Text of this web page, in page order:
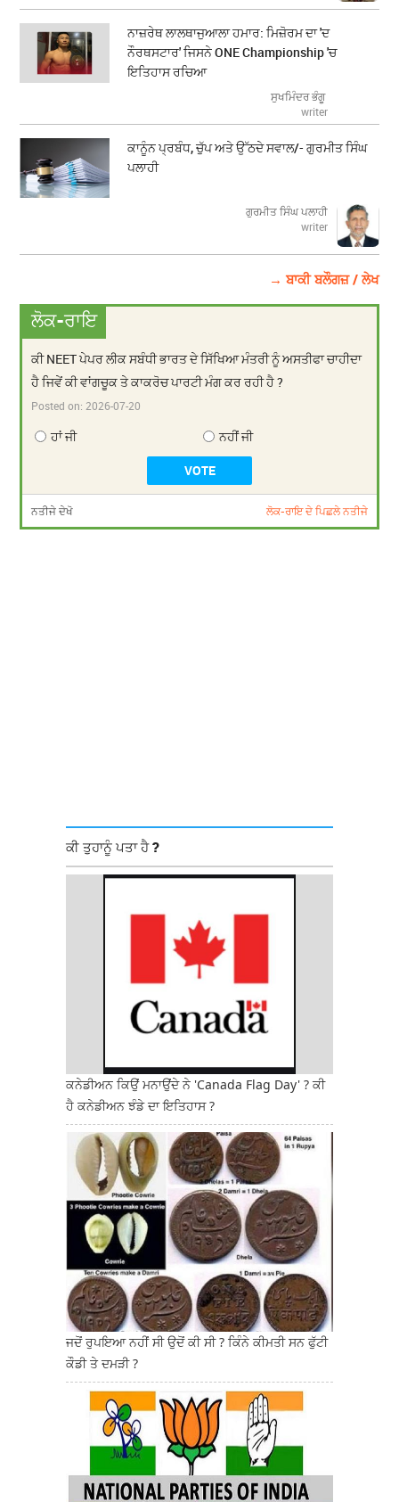
ਨਾਜ਼ਰੇਥ ਲਾਲਥਾਜੁਆਲਾ ਹਮਾਰ: ਮਿਜ਼ੋਰਮ ਦਾ 'ਦ
ਨੌਰਥਸਟਾਰ' ਜਿਸਨੇ ONE Championship 'ਚ
ਇਤਿਹਾਸ ਰਚਿਆ
ਸੁਖਮਿੰਦਰ ਭੰਗੂ
writer
ਕਾਨੂੰਨ ਪ੍ਰਬੰਧ, ਚੁੱਪ ਅਤੇ ਉੱਠਦੇ ਸਵਾਲ/- ਗੁਰਮੀਤ ਸਿੰਘ
ਪਲਾਹੀ
ਗੁਰਮੀਤ ਸਿੰਘ ਪਲਾਹੀ
writer
→ ਬਾਕੀ ਬਲੌਗਜ਼ / ਲੇਖ
ਲੋਕ-ਰਾਇ
ਕੀ NEET ਪੇਪਰ ਲੀਕ ਸਬੰਧੀ ਭਾਰਤ ਦੇ ਸਿੱਖਿਆ ਮੰਤਰੀ ਨੂੰ ਅਸਤੀਫਾ ਚਾਹੀਦਾ
ਹੈ ਜਿਵੇਂ ਕੀ ਵਾਂਗਚੂਕ ਤੇ ਕਾਕਰੋਚ ਪਾਰਟੀ ਮੰਗ ਕਰ ਰਹੀ ਹੈ ?
Posted on:2026-07-20
ਹਾਂ ਜੀ ਨਹੀਂ ਜੀ
ਨਤੀਜੇ ਦੇਖੋ ਲੋਕ-ਰਾਇ ਦੇ ਪਿਛਲੇ ਨਤੀਜੇ
ਕੀ ਤੁਹਾਨੂੰ ਪਤਾ ਹੈ ?
ਕਨੇਡੀਅਨ ਕਿਉਂ ਮਨਾਉਂਦੇ ਨੇ 'Canada Flag Day' ? ਕੀ
ਹੈ ਕਨੇਡੀਅਨ ਝੰਡੇ ਦਾ ਇਤਿਹਾਸ ?
ਜਦੋਂ ਰੁਪਇਆ ਨਹੀਂ ਸੀ ਉਦੋਂ ਕੀ ਸੀ ? ਕਿੰਨੇ ਕੀਮਤੀ ਸਨ ਫੁੱਟੀ
ਕੌਡੀ ਤੇ ਦਮੜੀ ?